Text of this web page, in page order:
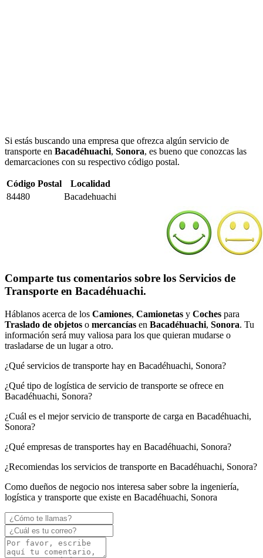
Si estás buscando una empresa que ofrezca algún servicio de
transporte en Bacadéhuachi, Sonora, es bueno que conozcas las
demarcaciones con su respectivo código postal.
Código Postal
Localidad
84480
Bacadehuachi
Comparte tus comentarios sobre los Servicios de
Transporte en Bacadéhuachi.
Háblanos acerca de los Camiones, Camionetas y Coches para
Traslado de objetos o mercancías en Bacadéhuachi, Sonora. Tu
información será muy valiosa para los que quieran mudarse o
trasladarse de un lugar a otro.
¿Qué servicios de transporte hay en Bacadéhuachi, Sonora?
¿Qué tipo de logística de servicio de transporte se ofrece en
Bacadéhuachi, Sonora?
¿Cuál es el mejor servicio de transporte de carga en Bacadéhuachi,
Sonora?
¿Qué empresas de transportes hay en Bacadéhuachi, Sonora?
¿Recomiendas los servicios de transporte en Bacadéhuachi, Sonora?
Como dueños de negocio nos interesa saber sobre la ingeniería,
logística y transporte que existe en Bacadéhuachi, Sonora